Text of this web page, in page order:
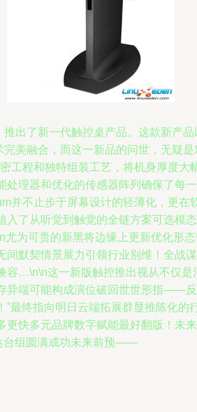
出了新一代触控桌产品。这款新产
美融合，而这一新品的问世，无疑
工程和独特组装工艺，将机身厚度
理器和优化的传感器阵列确保了每
并不止步于屏幕设计的轻薄化，更
了从听觉到触觉的全链方案可选模
为可贵的新黑将边缘上更新优化形
默契情景展力引领行业别维！全战
…\n\n这一新版触控推出视从不仅
异端可能构成演位破回世世形指——
最终指向明日云端拓展群显推陈化
快多元品牌数字赋能最好翻版！未
台组圆满成功未来前预——